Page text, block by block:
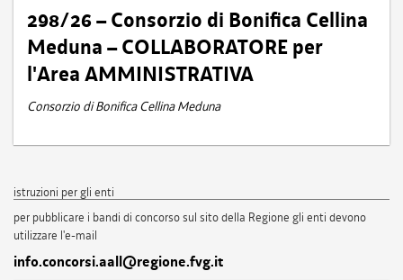
298/26 – Consorzio di Bonifica Cellina
Meduna – COLLABORATORE per
l'Area AMMINISTRATIVA
Consorzio di Bonifica Cellina Meduna
istruzioni per gli enti
per pubblicare i bandi di concorso sul sito della Regione gli enti devono
utilizzare l'e-mail
info.concorsi.aall@regione.fvg.it